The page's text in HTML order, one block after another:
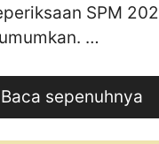
SPM
…
Baca sepenuhnya